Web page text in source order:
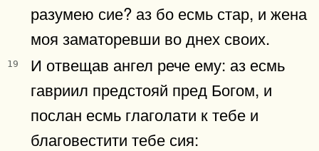
разумею сие? аз бо есмь стар, и жена
моя заматоревши во днех своих.
19
И отвещав ангел рече ему: аз есмь
гавриил предстояй пред Богом, и
послан есмь глаголати к тебе и
благовестити тебе сия: